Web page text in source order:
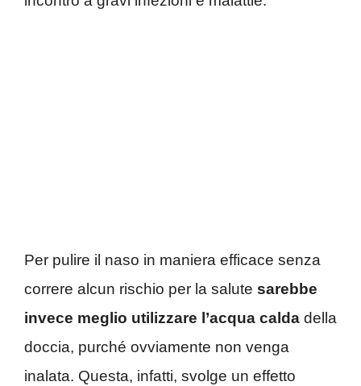
Per pulire il naso in maniera efficace senza
correre alcun rischio per la salute sarebbe
invece meglio utilizzare l’acqua calda della
doccia, purché ovviamente non venga
inalata. Questa, infatti, svolge un effetto